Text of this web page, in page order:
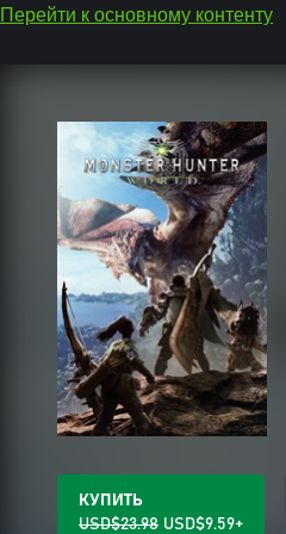
Перейти к основному контенту
КУПИТЬ
USD$23.98 USD$9.59+